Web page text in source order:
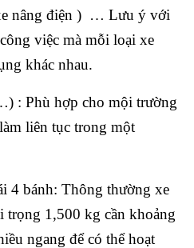
nâng điện ) … Lưu ý với
việc mà mỗi loại xe
khác nhau.
: Phù hợp cho mội trường
liên tục trong một
4 bánh: Thông thường xe
trọng 1,500 kg cần khoảng
ngang để có thể hoạt